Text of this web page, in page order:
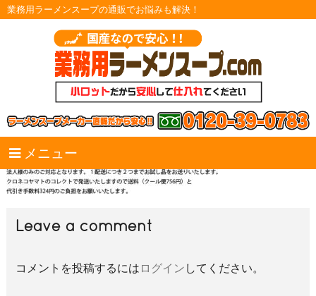
業務用ラーメンスープの通販でお悩みも解決！
メニュー
Leave a comment
コメントを投稿するには ログイン してください。